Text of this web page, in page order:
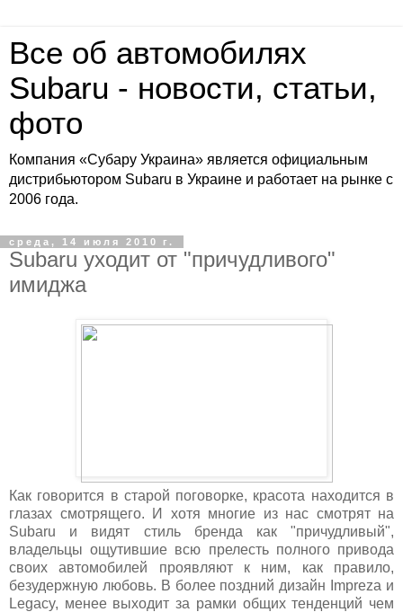
Все об автомобилях
Subaru - новости, статьи,
фото
Компания «Субару Украина» является официальным
дистрибьютором Subaru в Украине и работает на рынке с
2006 года.
среда, 14 июля 2010 г.
Subaru уходит от "причудливого"
имиджа
Как говорится в старой поговорке, красота находится в
глазах смотрящего. И хотя многие из нас смотрят на
Subaru и видят стиль бренда как "причудливый",
владельцы ощутившие всю прелесть полного привода
своих автомобилей проявляют к ним, как правило,
безудержную любовь. В более поздний дизайн Impreza и
Legacy, менее выходит за рамки общих тенденций чем